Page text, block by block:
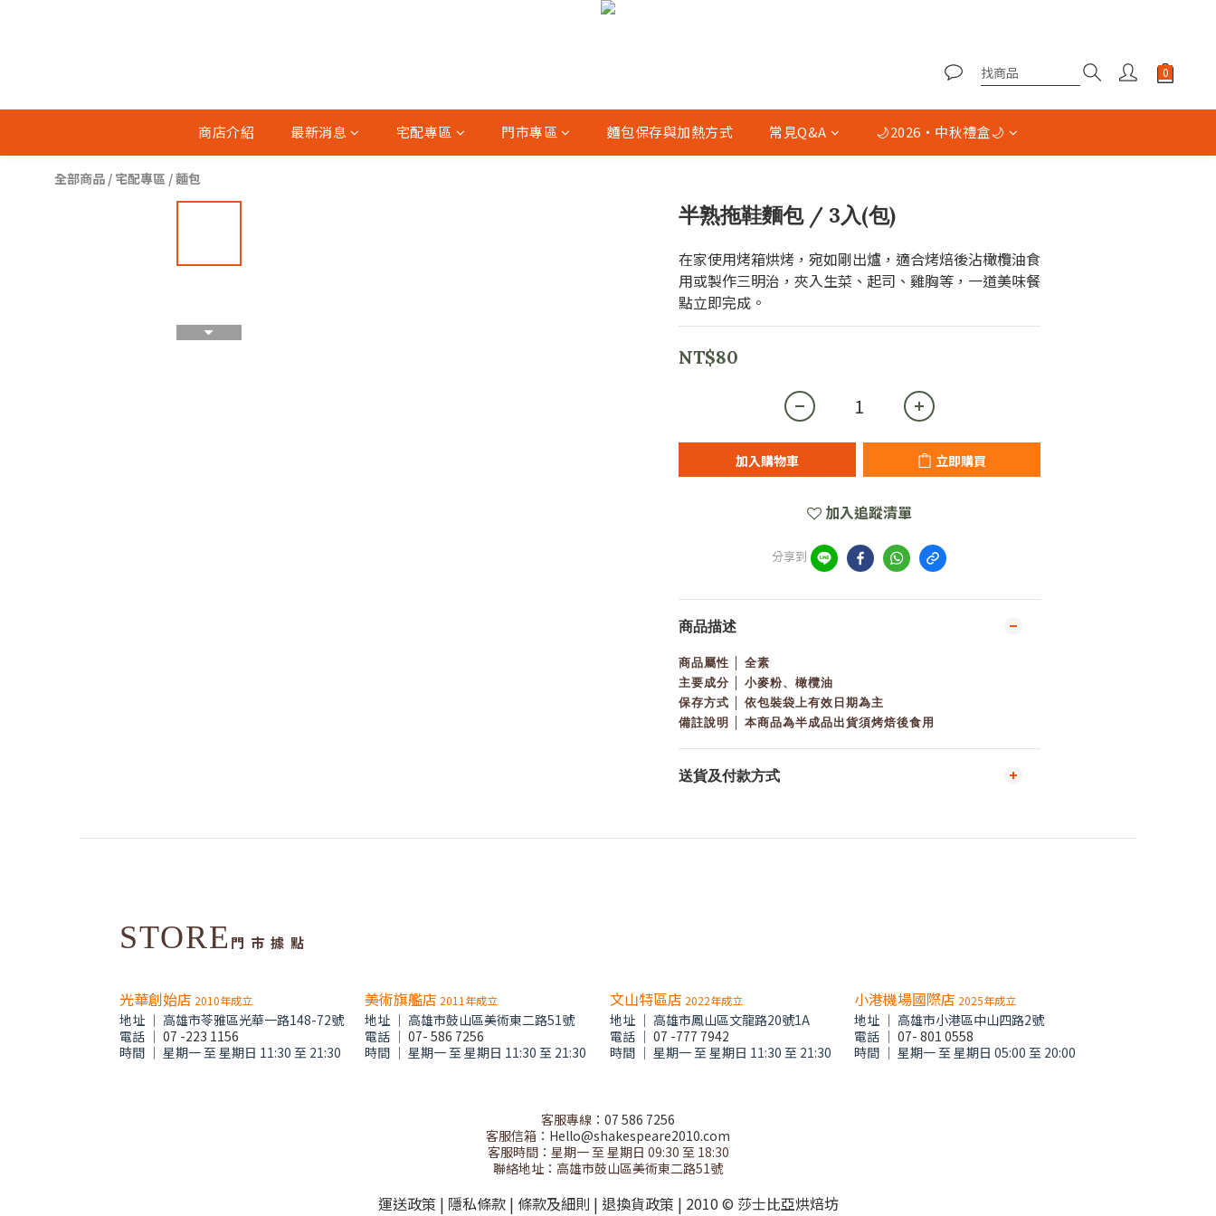
商店介紹 最新消息 宅配專區 門市專區 麵包保存與加熱方式 常見Q&A 🌙2026・中秋禮盒🌙
全部商品 / 宅配專區 /麵包
半熟拖鞋麵包 / 3入(包)
在家使用烤箱烘烤，宛如剛出爐，適合烤焙後沾橄欖油食
用或製作三明治，夾入生菜、起司、雞胸等，一道美味餐
點立即完成。
NT$80
加入購物車 立即購買
加入追蹤清單
分享到
商品描述
商品屬性 │ 全素
主要成分 │ 小麥粉、橄欖油
保存方式 │ 依包裝袋上有效日期為主
備註說明 │ 本商品為半成品出貨須烤焙後食用
送貨及付款方式
STORE門 市 據 點
光華創始店 2010年成立
地址 │ 高雄市苓雅區光華一路148-72號
電話 │ 07 -223 1156
時間 │ 星期一 至 星期日 11:30 至 21:30
美術旗艦店 2011年成立
地址 │ 高雄市鼓山區美術東二路51號
電話 │ 07- 586 7256
時間 │ 星期一 至 星期日 11:30 至 21:30
文山特區店 2022年成立
地址 │ 高雄市鳳山區文龍路20號1A
電話 │ 07 -777 7942
時間 │ 星期一 至 星期日 11:30 至 21:30
小港機場國際店 2025年成立
地址 │ 高雄市小港區中山四路2號
電話 │07- 801 0558
時間 │ 星期一 至 星期日 05:00 至 20:00
客服專線： 07 586 7256
客服信箱： Hello@shakespeare2010.com
客服時間：星期一 至 星期日 09:30 至 18:30
聯絡地址：高雄市鼓山區美術東二路51號
運送政策 | 隱私條款| 條款及細則 | 退換貨政策 | 2010 © 莎士比亞烘焙坊